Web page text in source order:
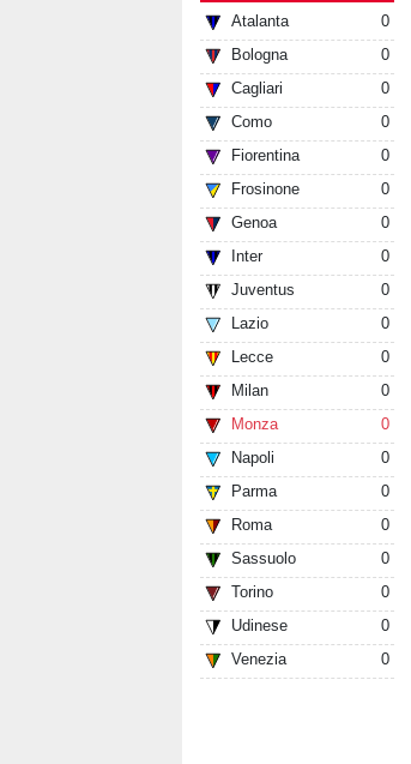
Atalanta
0
Bologna
0
Cagliari
0
Como
0
Fiorentina
0
Frosinone
0
Genoa
0
Inter
0
Juventus
0
Lazio
0
Lecce
0
Milan
0
Monza
0
Napoli
0
Parma
0
Roma
0
Sassuolo
0
Torino
0
Udinese
0
Venezia
0